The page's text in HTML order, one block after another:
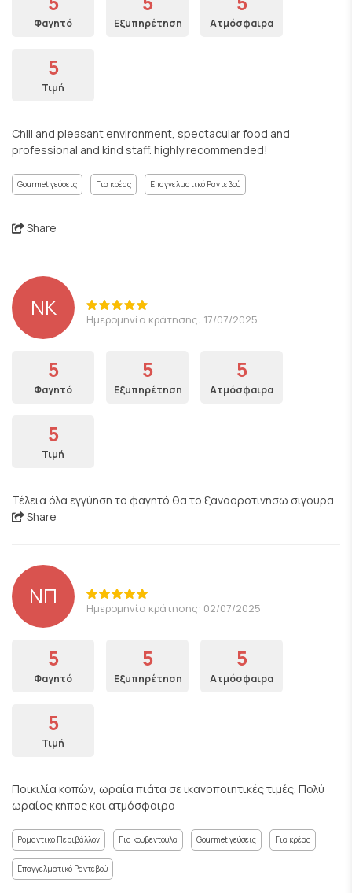
Φαγητό Εξυπηρέτηση Ατμόσφαιρα
5
Τιμή
Chill and pleasant environment, spectacular food and
professional and kind staff. highly recommended!
Gourmet γεύσεις Για κρέας Επαγγελματικό Ραντεβού
Share
NK Ημερομηνία κράτησης: 17/07/2025
5
Φαγητό
5
Εξυπηρέτηση
5
Ατμόσφαιρα
5
Τιμή
Τέλεια όλα εγγύηση το φαγητό θα το ξαναοροτινησω σιγουρα
Share
ΝΠ Ημερομηνία κράτησης: 02/07/2025
5
Φαγητό
5
Εξυπηρέτηση
5
Ατμόσφαιρα
5
Τιμή
Ποικιλία κοπών, ωραία πιάτα σε ικανοποιητικές τιμές. Πολύ
ωραίος κήπος και ατμόσφαιρα
Ρομαντικό Περιβάλλον Για κουβεντούλα Gourmet γεύσεις Για κρέας
Επαγγελματικό Ραντεβού